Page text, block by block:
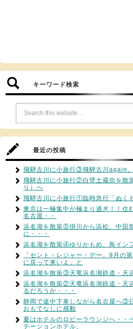
キーワード検索
最近の投稿
飛騨古川に小旅行③飛騨古川again。
飛騨古川に小旅行②白壁土蔵街を散
り）へ
飛騨古川に小旅行①臨時急行「ぬく
東京は一極集中が極まり過ぎ！！住
名古屋・・
浜名湖を散策⑤掛川から浜松、中田
に・・・
浜名湖を散策④ゆりかもめ、鳥イン
「セント・レジャー・デー。9月の
に戻って来いよ」と
浜名湖を散策③天竜浜名湖鉄道・天
浜名湖を散策②天竜浜名湖鉄道・天
るだろうか・・・
静岡で途中下車しながら名古屋へ③
おもてなしに感動
夏はホテルのロビーラウンジへ・・
テーションホテル。